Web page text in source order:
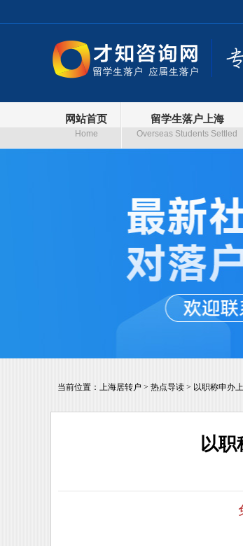
网站首页
Home
留学生落户上海
Overseas Students Settled
当前位置： 上海居转户 > 热点导读 > 以职称申办
以职